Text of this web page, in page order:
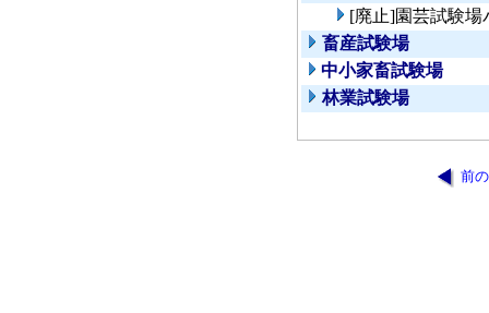
[廃止]園芸試験場
畜産試験場
中小家畜試験場
林業試験場
前